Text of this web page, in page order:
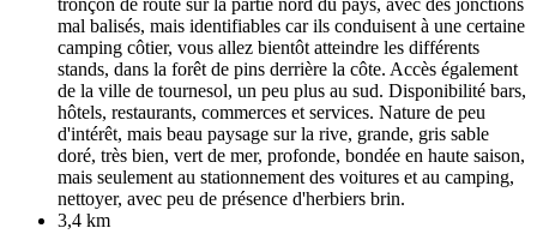
mal balisés, mais identifiables car ils conduisent à une certaine
camping côtier, vous allez bientôt atteindre les différents
stands, dans la forêt de pins derrière la côte. Accès également
de la ville de tournesol, un peu plus au sud. Disponibilité bars,
hôtels, restaurants, commerces et services. Nature de peu
d'intérêt, mais beau paysage sur la rive, grande, gris sable
doré, très bien, vert de mer, profonde, bondée en haute saison,
mais seulement au stationnement des voitures et au camping,
nettoyer, avec peu de présence d'herbiers brin.
3,4 km